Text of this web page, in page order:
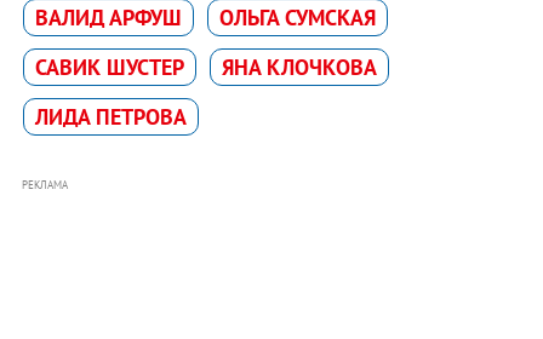
ВАЛИД АРФУШ
ОЛЬГА СУМСКАЯ
САВИК ШУСТЕР
ЯНА КЛОЧКОВА
ЛИДА ПЕТРОВА
РЕКЛАМА